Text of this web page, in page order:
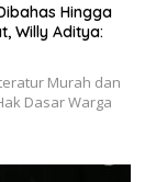
Hingga
Willy Aditya:
Murah dan
Dasar Warga